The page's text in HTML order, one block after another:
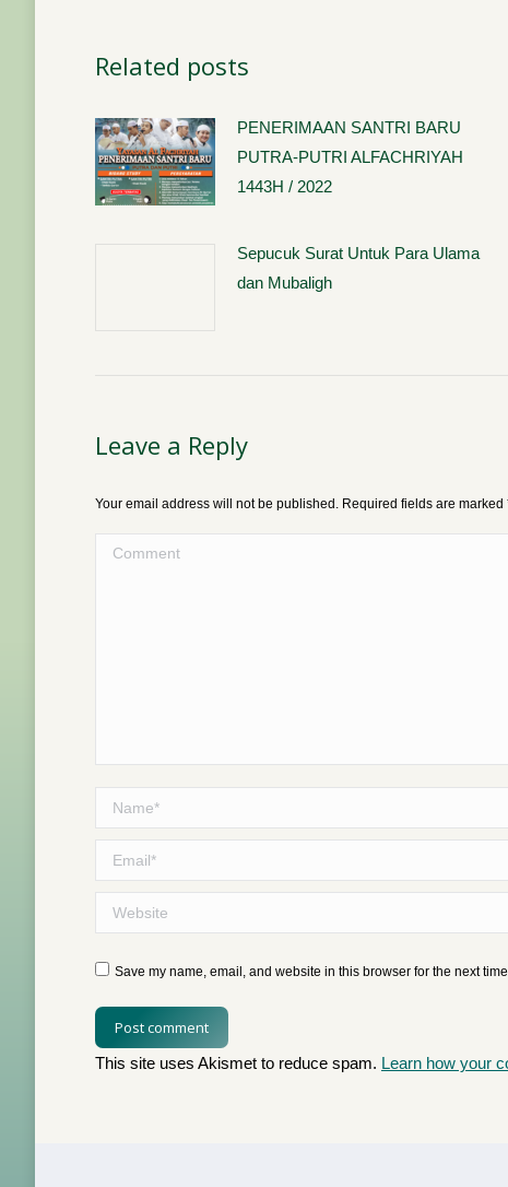
Related posts
PENERIMAAN SANTRI BARU
PUTRA-PUTRI ALFACHRIYAH
1443H / 2022
Sepucuk Surat Untuk Para Ulama
dan Mubaligh
Leave a Reply
Your email address will not be published. Required fields are marked
Comment
Name *
Email *
Website
Save my name, email, and website in this browser for the next
Post comment
This site uses Akismet to reduce spam. Learn how your